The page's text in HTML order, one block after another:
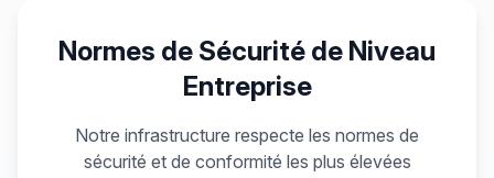
Normes de Sécurité de Niveau
Entreprise
Notre infrastructure respecte les normes de
sécurité et de conformité les plus élevées